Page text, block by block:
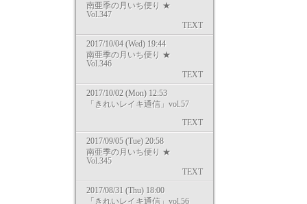
南亜季の月いち便り ★
Vol.347
TEXT
2017/10/04 (Wed) 19:44
南亜季の月いち便り ★
Vol.346
TEXT
2017/10/02 (Mon) 12:53
「きれいレイキ通信」vol.57
TEXT
2017/09/05 (Tue) 20:58
南亜季の月いち便り ★
Vol.345
TEXT
2017/08/31 (Thu) 18:00
「きれいレイキ通信」vol.56